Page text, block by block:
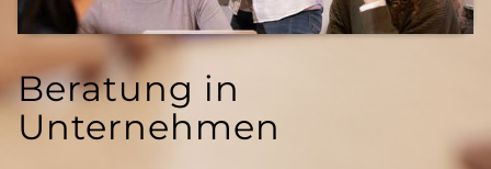
Beratung in
Unternehmen